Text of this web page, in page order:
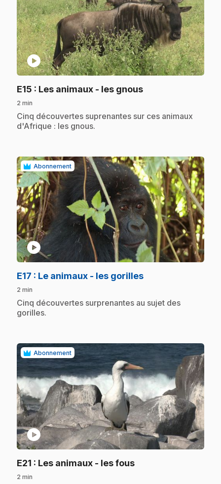
play_circle
E15 : Les animaux - les gnous.
2 min
.Cinq découvertes suprenantes sur ces animaux
d'Afrique : les gnous.
Abonnement
play_circle
E17 : Le animaux - les gorilles.
2 min
.Cinq découvertes surprenantes au sujet des
gorilles.
Abonnement
play_circle
E21 : Les animaux - les fous.
2 min